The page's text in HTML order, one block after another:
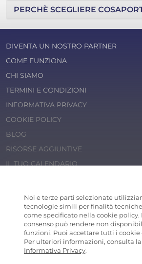
PERCHÈ SCEGLIERE
DIVENTA UN NOSTRO PARTNER
COME FUNZIONA
CHI SIAMO
TERMINI E CONDIZIONI
INFORMATIVA PRIVACY
COOKIE POLICY
BLOG
RISORSE AGGIUNTIVE
IL TUO CALENDARIO
© 2026 Cosaporto S.r.l.P.IVA 14202471000
COSAPORTO ® is a registered trademark
Noi e terze parti selezionate
tecnologie simili per finalità
come specificato nella cookie policy.
consenso può rendere non
funzioni. Puoi accettare tutti i cookie
Per ulteriori informazioni, consulta la
Informativa Privacy.